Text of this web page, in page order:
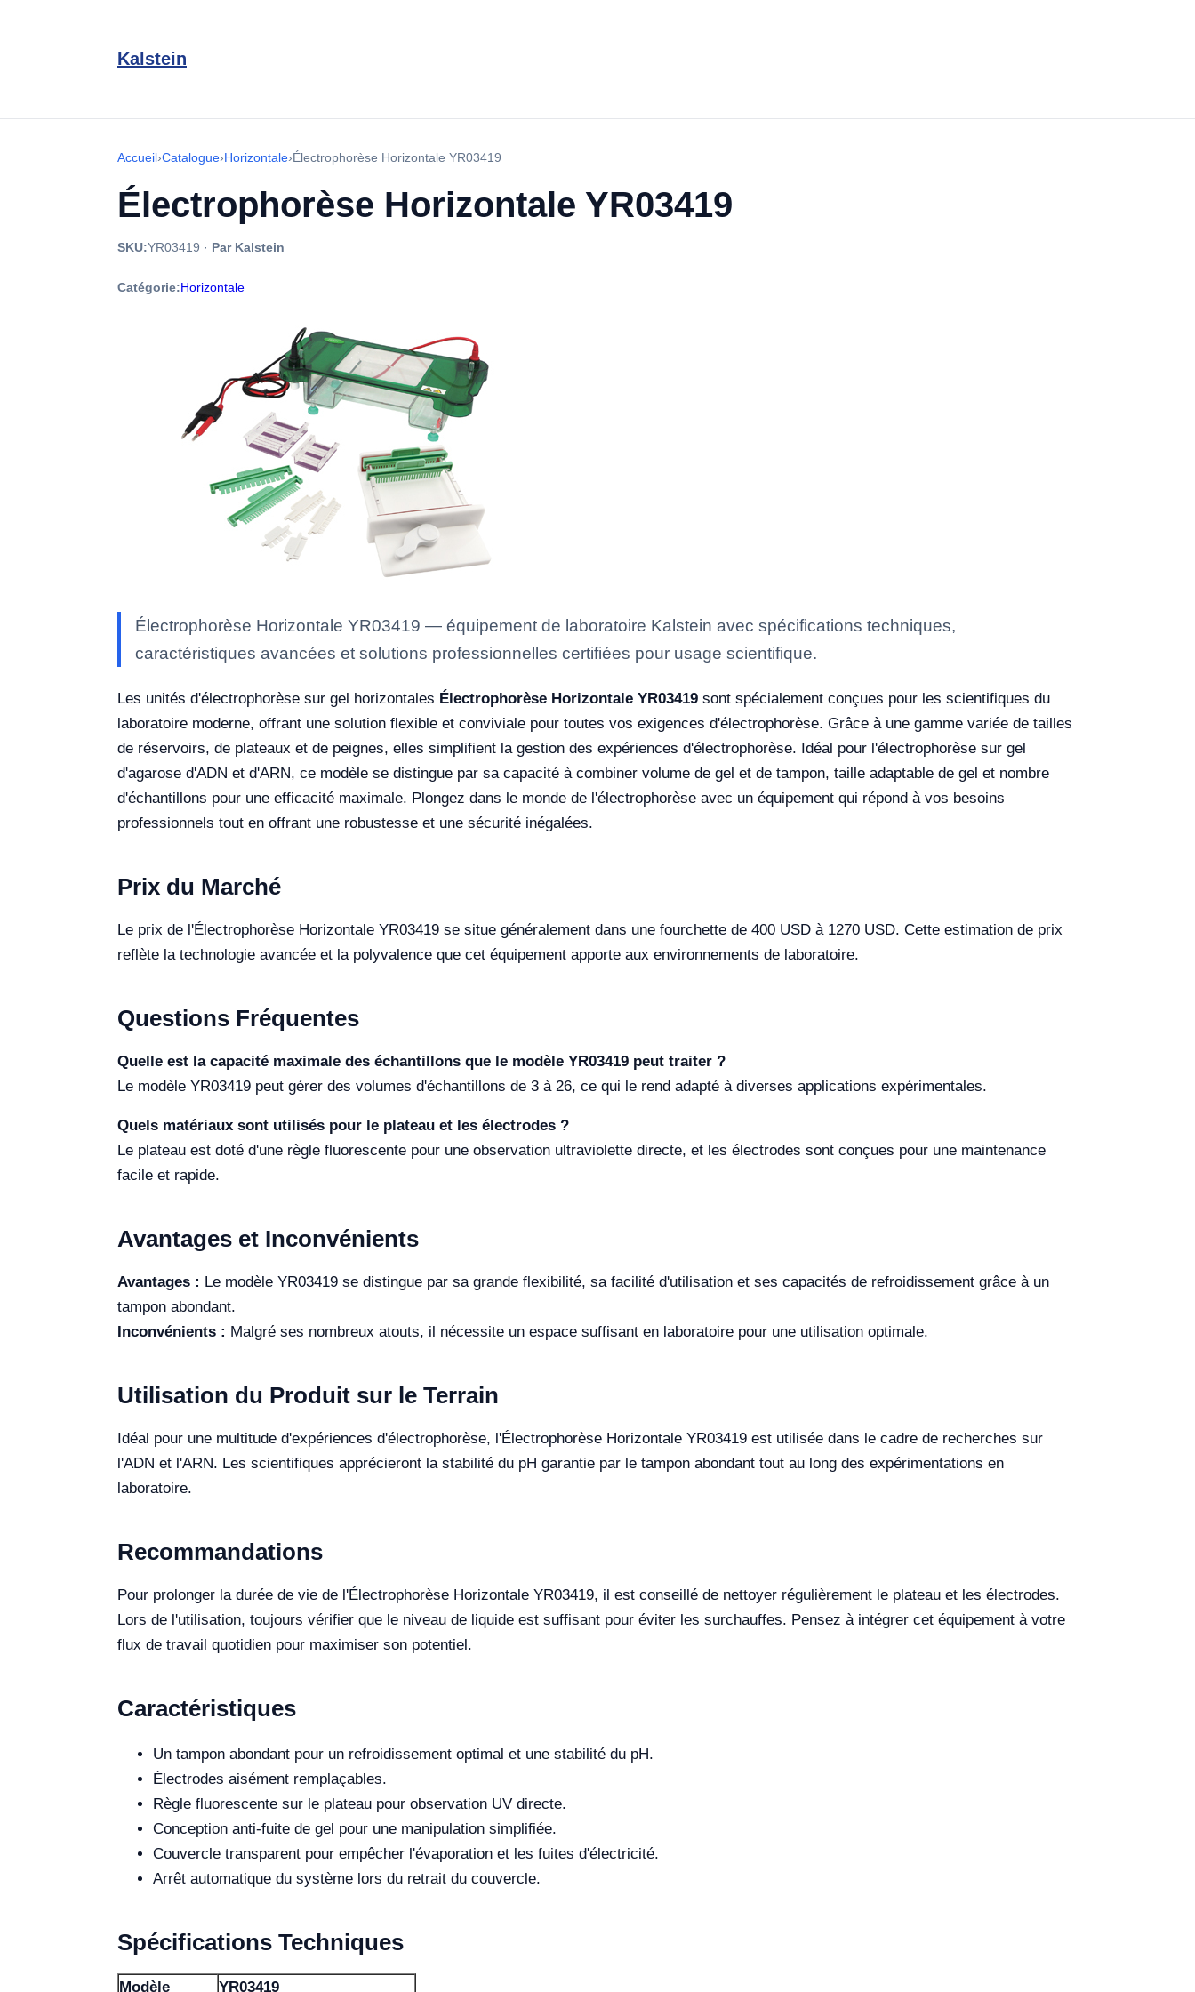
Kalstein
Accueil›Catalogue›Horizontale›Électrophorèse Horizontale YR03419
Électrophorèse Horizontale YR03419
SKU:YR03419 · Par Kalstein
Catégorie:Horizontale
Électrophorèse Horizontale YR03419 — équipement de laboratoire Kalstein avec spécifications techniques,
caractéristiques avancées et solutions professionnelles certifiées pour usage scientifique.
Les unités d'électrophorèse sur gel horizontales Électrophorèse Horizontale YR03419 sont spécialement conçues pour les scientifiques du
laboratoire moderne, offrant une solution flexible et conviviale pour toutes vos exigences d'électrophorèse. Grâce à une gamme variée de tailles
de réservoirs, de plateaux et de peignes, elles simplifient la gestion des expériences d'électrophorèse. Idéal pour l'électrophorèse sur gel
d'agarose d'ADN et d'ARN, ce modèle se distingue par sa capacité à combiner volume de gel et de tampon, taille adaptable de gel et nombre
d'échantillons pour une efficacité maximale. Plongez dans le monde de l'électrophorèse avec un équipement qui répond à vos besoins
professionnels tout en offrant une robustesse et une sécurité inégalées.
Prix du Marché
Le prix de l'Électrophorèse Horizontale YR03419 se situe généralement dans une fourchette de 400 USD à 1270 USD. Cette estimation de prix
reflète la technologie avancée et la polyvalence que cet équipement apporte aux environnements de laboratoire.
Questions Fréquentes
Quelle est la capacité maximale des échantillons que le modèle YR03419 peut traiter ?
Le modèle YR03419 peut gérer des volumes d'échantillons de 3 à 26, ce qui le rend adapté à diverses applications expérimentales.
Quels matériaux sont utilisés pour le plateau et les électrodes ?
Le plateau est doté d'une règle fluorescente pour une observation ultraviolette directe, et les électrodes sont conçues pour une maintenance
facile et rapide.
Avantages et Inconvénients
Avantages : Le modèle YR03419 se distingue par sa grande flexibilité, sa facilité d'utilisation et ses capacités de refroidissement grâce à un
tampon abondant.
Inconvénients : Malgré ses nombreux atouts, il nécessite un espace suffisant en laboratoire pour une utilisation optimale.
Utilisation du Produit sur le Terrain
Idéal pour une multitude d'expériences d'électrophorèse, l'Électrophorèse Horizontale YR03419 est utilisée dans le cadre de recherches sur
l'ADN et l'ARN. Les scientifiques apprécieront la stabilité du pH garantie par le tampon abondant tout au long des expérimentations en
laboratoire.
Recommandations
Pour prolonger la durée de vie de l'Électrophorèse Horizontale YR03419, il est conseillé de nettoyer régulièrement le plateau et les électrodes.
Lors de l'utilisation, toujours vérifier que le niveau de liquide est suffisant pour éviter les surchauffes. Pensez à intégrer cet équipement à votre
flux de travail quotidien pour maximiser son potentiel.
Caractéristiques
Un tampon abondant pour un refroidissement optimal et une stabilité du pH.
Électrodes aisément remplaçables.
Règle fluorescente sur le plateau pour observation UV directe.
Conception anti-fuite de gel pour une manipulation simplifiée.
Couvercle transparent pour empêcher l'évaporation et les fuites d'électricité.
Arrêt automatique du système lors du retrait du couvercle.
Spécifications Techniques
Modèle
YR03419